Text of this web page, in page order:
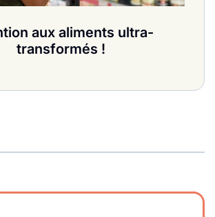
aux aliments ultra-
transformés !